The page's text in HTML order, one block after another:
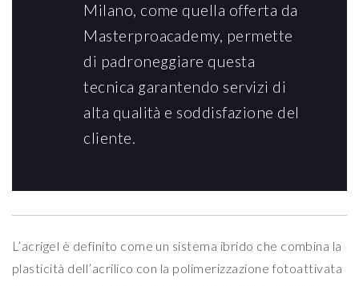
Milano, come quella offerta da
Masterproacademy, permette
di padroneggiare questa
tecnica garantendo servizi di
alta qualità e soddisfazione del
cliente.
L’acrigel è definito come un sistema ibrido che combina la
plasticità dell’acrilico con la polimerizzazione fotoattivata